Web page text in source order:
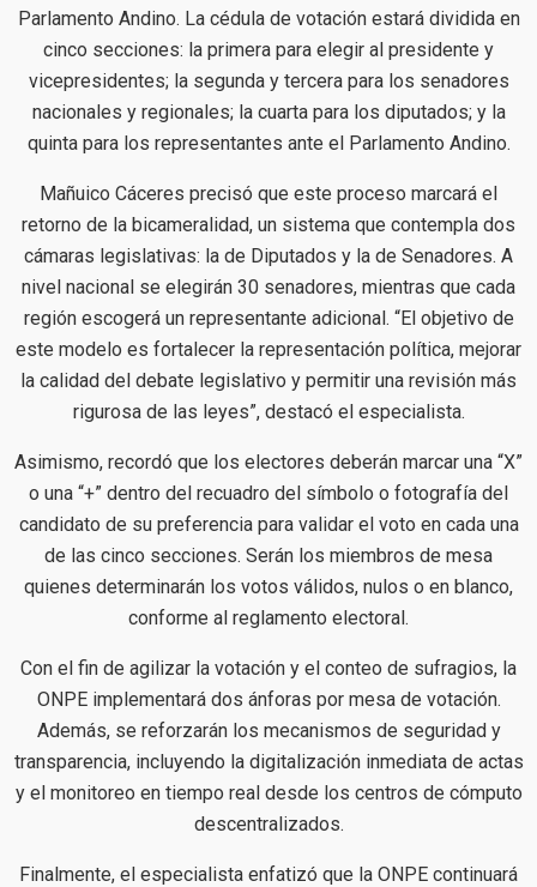
Parlamento Andino. La cédula de votación estará dividida en
cinco secciones: la primera para elegir al presidente y
vicepresidentes; la segunda y tercera para los senadores
nacionales y regionales; la cuarta para los diputados; y la
quinta para los representantes ante el Parlamento Andino.
Mañuico Cáceres precisó que este proceso marcará el
retorno de la bicameralidad, un sistema que contempla dos
cámaras legislativas: la de Diputados y la de Senadores. A
nivel nacional se elegirán 30 senadores, mientras que cada
región escogerá un representante adicional. “El objetivo de
este modelo es fortalecer la representación política, mejorar
la calidad del debate legislativo y permitir una revisión más
rigurosa de las leyes”, destacó el especialista.
Asimismo, recordó que los electores deberán marcar una “X”
o una “+” dentro del recuadro del símbolo o fotografía del
candidato de su preferencia para validar el voto en cada una
de las cinco secciones. Serán los miembros de mesa
quienes determinarán los votos válidos, nulos o en blanco,
conforme al reglamento electoral.
Con el fin de agilizar la votación y el conteo de sufragios, la
ONPE implementará dos ánforas por mesa de votación.
Además, se reforzarán los mecanismos de seguridad y
transparencia, incluyendo la digitalización inmediata de actas
y el monitoreo en tiempo real desde los centros de cómputo
descentralizados.
Finalmente, el especialista enfatizó que la ONPE continuará